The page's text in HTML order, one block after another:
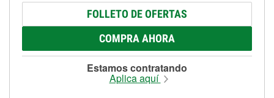
FOLLETO DE OFERTAS
COMPRA AHORA
Estamos contratando
Aplica aquí